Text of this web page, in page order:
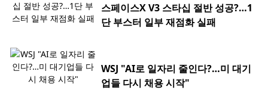
스페이스X V3 스타십 절반 성공?…1
단 부스터 일부 재점화 실패
WSJ "AI로 일자리 줄인다?…미 대기
업들 다시 채용 시작"